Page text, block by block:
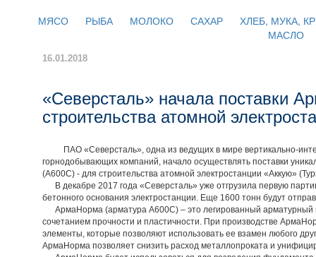
МЯСО
РЫБА МОЛОКО САХАР
ХЛЕБ, МУКА,
МАСЛО
16.01.2018
«Северсталь» начала поставки
строительства атомной
ПАО «Северсталь», одна из ведущих в мире вертикально-
горнодобывающих компаний, начало осуществлять поставки
(А600С) - для строительства атомной электростанции «Аккую»
В декабре 2017 года «Северсталь» уже отгрузила первую
бетонного основания электростанции. Еще 1600 тонн будут
АрмаНорма (арматура А600С) – это легированный арматурный
сочетанием прочности и пластичности. При производстве
элементы, которые позволяют использовать ее взамен любого
АрмаНорма позволяет снизить расход металлопроката и